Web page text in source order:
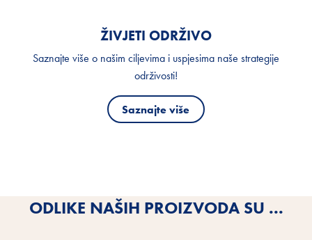
ŽIVJETI ODRŽIVO
Saznajte više o našim ciljevima i uspjesima naše strategije
održivosti!
Saznajte više
ODLIKE NAŠIH PROIZVODA SU ...